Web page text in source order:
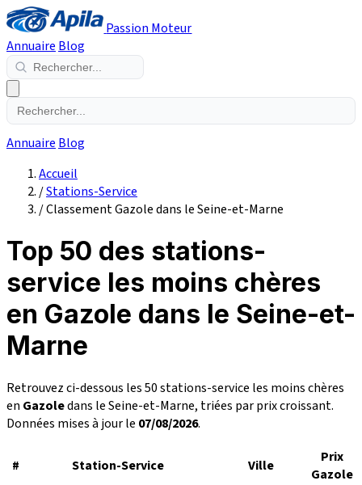
Passion Moteur
Annuaire Blog
Annuaire Blog
Accueil
/Stations-Service
/Classement Gazole dans le Seine-et-Marne
Top 50 des stations-
service les moins chères
en Gazole dans le Seine-et-
Marne
Retrouvez ci-dessous les 50 stations-service les moins chères
en Gazoledans le Seine-et-Marne, triées par prix croissant.
Données mises à jour le 07/08/2026.
# Station-Service Ville
Prix
Gazole